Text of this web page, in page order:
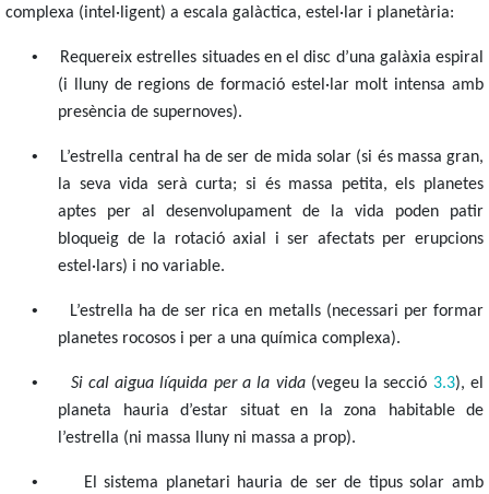
complexa (intel·ligent) a escala galàctica, estel·lar i planetària:
•
Requereix estrelles situades en el disc d’una galàxia espiral
(i lluny de regions de formació estel·lar molt intensa amb
presència de supernoves).
•
L’estrella central ha de ser de mida solar (si és massa gran,
la seva vida serà curta; si és massa petita, els planetes
aptes per al desenvolupament de la vida poden patir
bloqueig de la rotació axial i ser afectats per erupcions
estel·lars) i no variable.
•
L’estrella ha de ser rica en metalls (necessari per formar
planetes rocosos i per a una química complexa).
• Si cal aigua líquida per a la vida (vegeu la secció 3.3), el
planeta hauria d’estar situat en la zona habitable de
l’estrella (ni massa lluny ni massa a prop).
•
El sistema planetari hauria de ser de tipus solar amb